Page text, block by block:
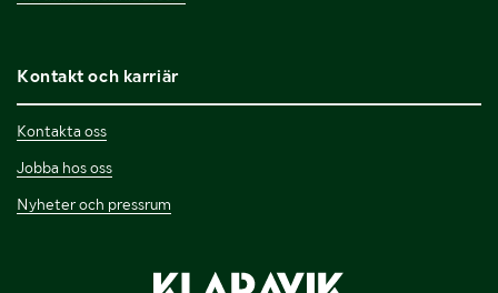
Kontakt och karriär
Kontakta oss
Jobba hos oss
Nyheter och pressrum